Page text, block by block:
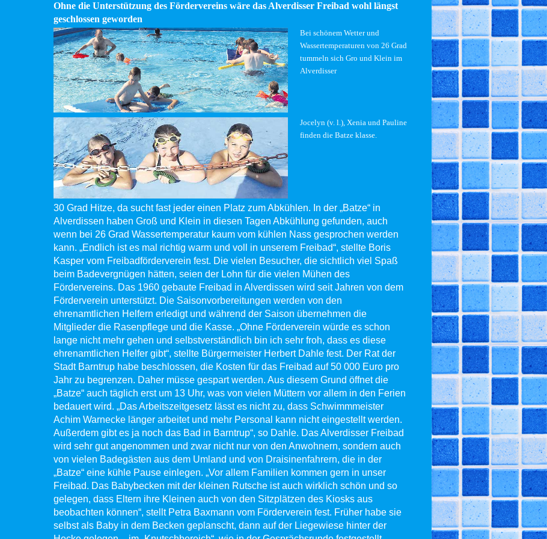
Ohne die Unterstützung des Fördervereins wäre das Alverdisser Freibad wohl längst
geschlossen geworden
Bei schönem Wetter und
Wassertemperaturen von 26 Grad
tummeln sich Gro und Klein im
Alverdisser
Jocelyn (v. l.), Xenia und Pauline
finden die Batze klasse.
30 Grad Hitze, da sucht fast jeder einen Platz zum Abkühlen. In der „Batze“ in
Alverdissen haben Groß und Klein in diesen Tagen Abkühlung gefunden, auch
wenn bei 26 Grad Wassertemperatur kaum vom kühlen Nass gesprochen werden
kann. „Endlich ist es mal richtig warm und voll in unserem Freibad“, stellte Boris
Kasper vom Freibadförderverein fest. Die vielen Besucher, die sichtlich viel Spaß
beim Badevergnügen hätten, seien der Lohn für die vielen Mühen des
Fördervereins. Das 1960 gebaute Freibad in Alverdissen wird seit Jahren von dem
Förderverein unterstützt. Die Saisonvorbereitungen werden von den
ehrenamtlichen Helfern erledigt und während der Saison übernehmen die
Mitglieder die Rasenpflege und die Kasse. „Ohne Förderverein würde es schon
lange nicht mehr gehen und selbstverständlich bin ich sehr froh, dass es diese
ehrenamtlichen Helfer gibt“, stellte Bürgermeister Herbert Dahle fest. Der Rat der
Stadt Barntrup habe beschlossen, die Kosten für das Freibad auf 50 000 Euro pro
Jahr zu begrenzen. Daher müsse gespart werden. Aus diesem Grund öffnet die
„Batze“ auch täglich erst um 13 Uhr, was von vielen Müttern vor allem in den Ferien
bedauert wird. „Das Arbeitszeitgesetz lässt es nicht zu, dass Schwimmmeister
Achim Warnecke länger arbeitet und mehr Personal kann nicht eingestellt werden.
Außerdem gibt es ja noch das Bad in Barntrup“, so Dahle. Das Alverdisser Freibad
wird sehr gut angenommen und zwar nicht nur von den Anwohnern, sondern auch
von vielen Badegästen aus dem Umland und von Draisinenfahrern, die in der
„Batze“ eine kühle Pause einlegen. „Vor allem Familien kommen gern in unser
Freibad. Das Babybecken mit der kleinen Rutsche ist auch wirklich schön und so
gelegen, dass Eltern ihre Kleinen auch von den Sitzplätzen des Kiosks aus
beobachten können“, stellt Petra Baxmann vom Förderverein fest. Früher habe sie
selbst als Baby in dem Becken geplanscht, dann auf der Liegewiese hinter der